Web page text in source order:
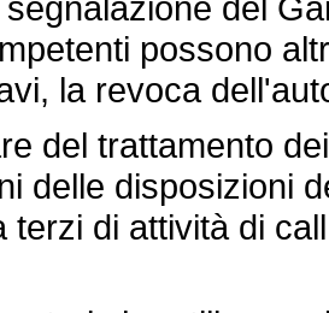
possono
la revoca
del trattamento
delle disposizioni
terzi di attività di